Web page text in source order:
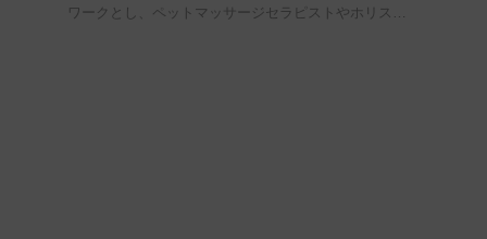
ワークとし、ペットマッサージセラピストやホリス…